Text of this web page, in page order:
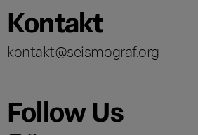
Kontakt
kontakt@seismograf.org
Follow Us